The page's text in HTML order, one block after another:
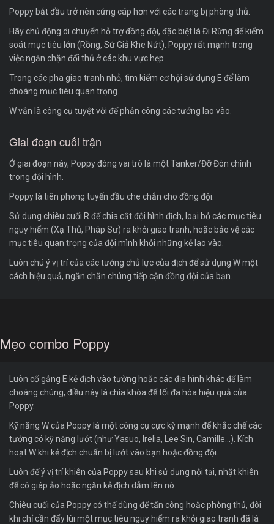
Poppy bắt đầu trở nên cứng cáp hơn với các trang bị phòng thủ.
Hãy chủ động di chuyển hỗ trợ đồng đội, đặc biệt là Đi Rừng để kiểm
soát mục tiêu lớn (Rồng, Sứ Giả Khe Nứt). Poppy rất mạnh trong
việc ngăn chặn đối thủ ở các khu vực hẹp.
Trong các pha giao tranh nhỏ, tìm kiếm cơ hội sử dụng E để làm
choáng mục tiêu quan trọng.
W vẫn là công cụ tuyệt vời để phản công các tướng lao vào.
Giai đoạn cuối trận
Ở giai đoạn này, Poppy đóng vai trò là một Tanker/Đỡ Đòn chính
trong đội hình.
Poppy là tiên phong tuyến đầu che chắn cho đồng đội.
Sử dụng chiêu cuối R để chia cắt đội hình địch, loại bỏ các mục tiêu
nguy hiểm (Xạ Thủ, Pháp Sư) ra khỏi giao tranh, hoặc bảo vệ các
mục tiêu quan trọng của đội mình khỏi những kẻ lao vào.
Luôn chú ý vị trí của các tướng chủ lực của địch để sử dụng W một
cách hiệu quả, ngăn chặn chúng tiếp cận đồng đội của bạn.
Mẹo combo Poppy
Luôn cố gắng E kẻ địch vào tường hoặc các địa hình khác để làm
choáng chúng, điều này là chìa khóa để tối đa hóa hiệu quả của
Poppy.
Kỹ năng W của Poppy là một công cụ cực kỳ mạnh để khắc chế các
tướng có kỹ năng lướt (như Yasuo, Irelia, Lee Sin, Camille...). Kích
hoạt W khi kẻ địch chuẩn bị lướt vào bạn hoặc đồng đội.
Luôn để ý vị trí khiên của Poppy sau khi sử dụng nội tại, nhặt khiên
để có giáp ảo hoặc ngăn kẻ địch dẫm lên nó.
Chiêu cuối của Poppy có thể dùng để tấn công hoặc phòng thủ, đôi
khi chỉ cần đẩy lùi một mục tiêu nguy hiểm ra khỏi giao tranh đã là